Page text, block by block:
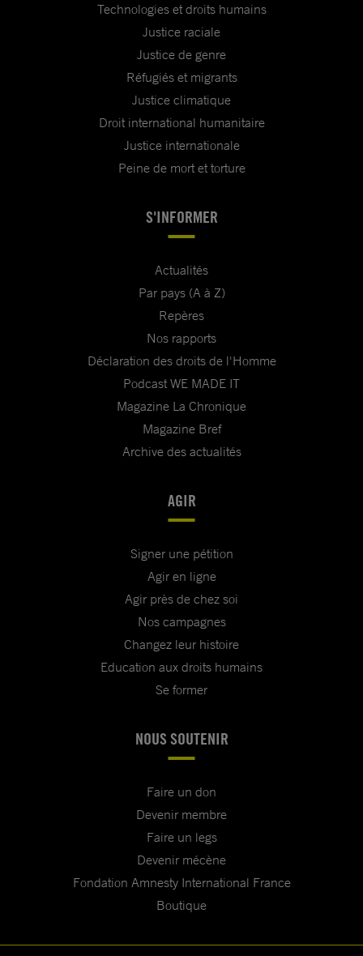
Technologies et droits humains
Justice raciale
Justice de genre
Réfugiés et migrants
Justice climatique
Droit international humanitaire
Justice internationale
Peine de mort et torture
S'INFORMER
Actualités
Par pays (A à Z)
Repères
Nos rapports
Déclaration des droits de l'Homme
Podcast WE MADE IT
Magazine La Chronique
Magazine Bref
Archive des actualités
AGIR
Signer une pétition
Agir en ligne
Agir près de chez soi
Nos campagnes
Changez leur histoire
Education aux droits humains
Se former
NOUS SOUTENIR
Faire un don
Devenir membre
Faire un legs
Devenir mécène
Fondation Amnesty International France
Boutique